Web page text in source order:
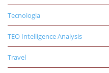
Tecnologia
TEO Intelligence Analysis
Travel